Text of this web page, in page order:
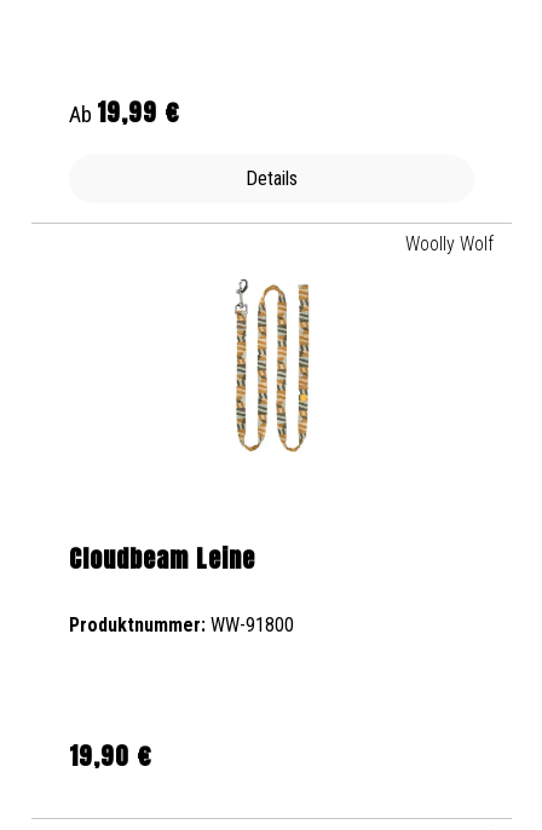
Regulärer Preis:
Ab 19,99 €
Details
Cloudbeam Leine
Produktnummer: WW-91800
Woolly Wolf
Regulärer Preis:
19,90 €